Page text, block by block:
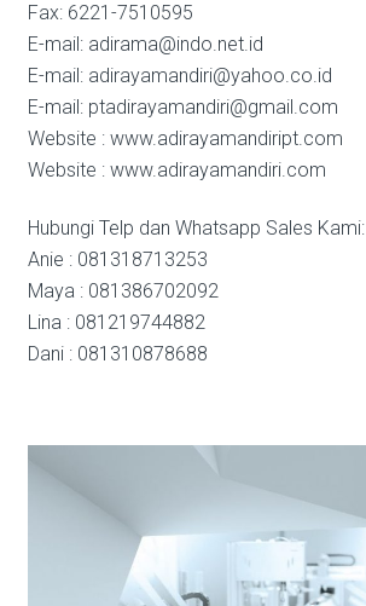
Fax: 6221-7510595
E-mail: adirama@indo.net.id
E-mail: adirayamandiri@yahoo.co.id
E-mail: ptadirayamandiri@gmail.com
Website : www.adirayamandiript.com
Website : www.adirayamandiri.com
Hubungi Telp dan Whatsapp Sales Kami:
Anie : 081318713253
Maya : 081386702092
Lina : 081219744882
Dani : 081310878688